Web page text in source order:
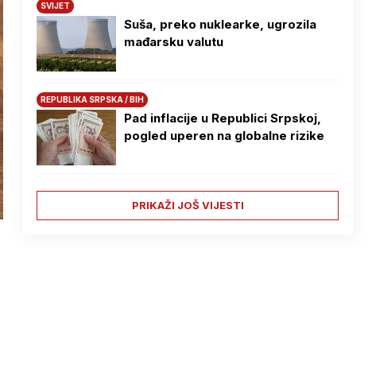
SVIJET
Suša, preko nuklearke, ugrozila
mađarsku valutu
REPUBLIKA SRPSKA / BIH
Pad inflacije u Republici Srpskoj,
pogled uperen na globalne rizike
PRIKAŽI JOŠ VIJESTI